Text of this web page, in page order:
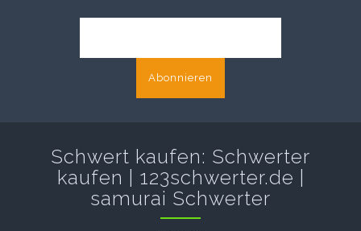
Abonnieren
Schwert kaufen: Schwerter
kaufen | 123schwerter.de |
samurai Schwerter